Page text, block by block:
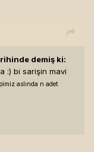
demiş ki:
:) bi sarişin mavi
aslında n adet